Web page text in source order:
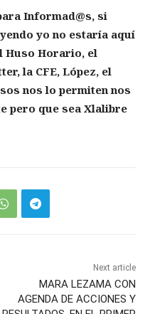
Informad@s, si
yo no estaría aquí
Huso Horario, el
la CFE, López, el
nos lo permiten nos
pero que sea Xlalibre
Next article
MARA LEZAMA CON
AGENDA DE ACCIONES Y